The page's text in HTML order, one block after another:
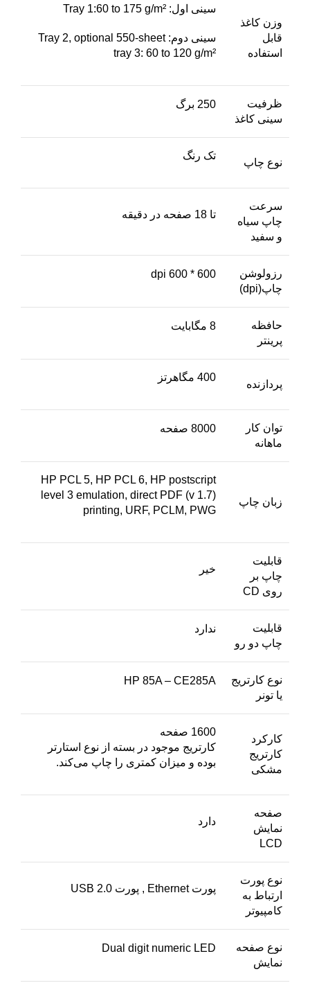
وزن کاغذ
قابل
استفاده
سینی اول: Tray 1:60 to 175 g/m²
سینی دوم: Tray 2, optional 550-sheet
tray 3: 60 to 120 g/m²
ظرفیت
سینی کاغذ
250 برگ
نوع چاپ
تک رنگ
سرعت
چاپ سیاه
و سفید
تا 18 صفحه در دقیقه
رزولوشن
چاپ(dpi)
600 * 600 dpi
حافظه
پرینتر
8 مگابایت
پردازنده
400 مگاهرتز
توان کار
ماهانه
8000 صفحه
زبان چاپ
HP PCL 5, HP PCL 6, HP postscript
level 3 emulation, direct PDF (v 1.7)
printing, URF, PCLM, PWG
قابلیت
چاپ بر
روی CD
خیر
قابلیت
چاپ دو رو
ندارد
نوع کارتریج
یا تونر
HP 85A – CE285A
کارکرد
کارتریج
مشکی
1600 صفحه
کارتریج موجود در بسته از نوع استارتر
بوده و میزان کمتری را چاپ می‌کند.
صفحه
نمایش
LCD
دارد
نوع پورت
ارتباط به
کامپیوتر
پورت Ethernet , پورت USB 2.0
نوع صفحه
نمایش
Dual digit numeric LED